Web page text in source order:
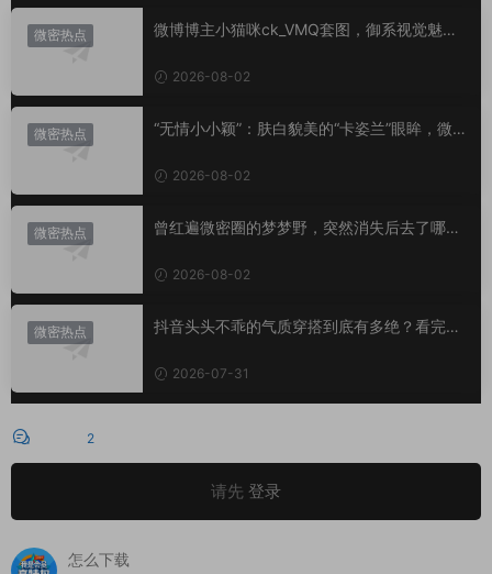
微密热点
微博博主小猫咪ck_VMQ套图，御系视觉魅力
2026-08-02
微密热点
“无情小小颖”：肤白貌美的“卡姿兰”眼眸，微密
2026-08-02
微密热点
曾红遍微密圈的梦梦野，突然消失后去了哪
2026-08-02
微密热点
抖音头头不乖的气质穿搭到底有多绝？看完想
2026-07-31
2
请先 登录
怎么下载